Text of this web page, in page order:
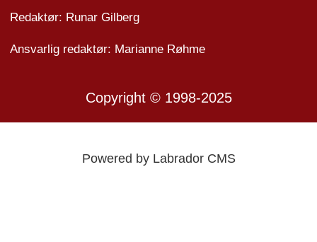
Redaktør: Runar Gilberg
Ansvarlig redaktør: Marianne Røhme
Copyright © 1998-2025
Powered by Labrador CMS